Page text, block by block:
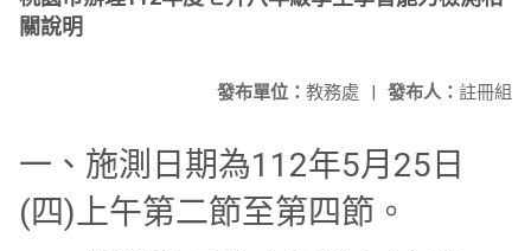
關說明
發布人： 註冊組
發布單位： 教務處 |
一、施測日期為112年5月25日
(四)上午第二節至第四節。